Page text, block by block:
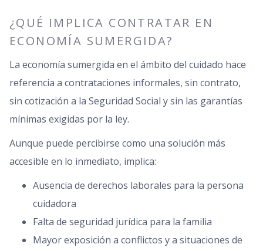
¿QUÉ IMPLICA CONTRATAR EN
ECONOMÍA SUMERGIDA?
La economía sumergida en el ámbito del cuidado hace
referencia a contrataciones informales, sin contrato,
sin cotización a la Seguridad Social y sin las garantías
mínimas exigidas por la ley.
Aunque puede percibirse como una solución más
accesible en lo inmediato, implica:
Ausencia de derechos laborales para la persona
cuidadora
Falta de seguridad jurídica para la familia
Mayor exposición a conflictos y a situaciones de